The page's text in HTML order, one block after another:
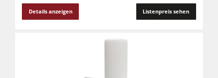
Details anzeigen Listenpreis sehen